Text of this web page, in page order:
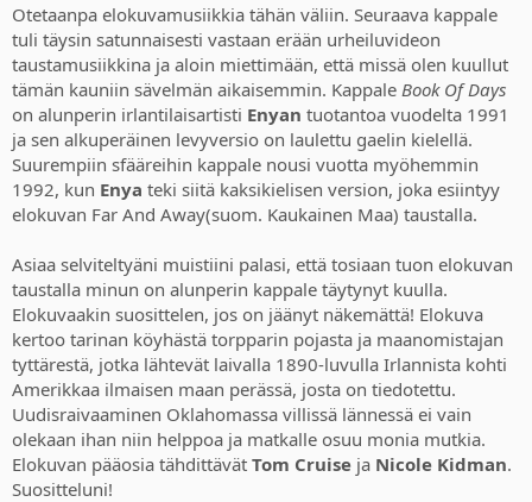
Otetaanpa elokuvamusiikkia tähän väliin. Seuraava kappale
tuli täysin satunnaisesti vastaan erään urheiluvideon
taustamusiikkina ja aloin miettimään, että missä olen kuullut
tämän kauniin sävelmän aikaisemmin. Kappale Book Of Days
on alunperin irlantilaisartisti Enyan tuotantoa vuodelta 1991
ja sen alkuperäinen levyversio on laulettu gaelin kielellä.
Suurempiin sfääreihin kappale nousi vuotta myöhemmin
1992, kun Enya teki siitä kaksikielisen version, joka esiintyy
elokuvan Far And Away(suom. Kaukainen Maa) taustalla.
Asiaa selviteltyäni muistiini palasi, että tosiaan tuon elokuvan
taustalla minun on alunperin kappale täytynyt kuulla.
Elokuvaakin suosittelen, jos on jäänyt näkemättä! Elokuva
kertoo tarinan köyhästä torpparin pojasta ja maanomistajan
tyttärestä, jotka lähtevät laivalla 1890-luvulla Irlannista kohti
Amerikkaa ilmaisen maan perässä, josta on tiedotettu.
Uudisraivaaminen Oklahomassa villissä lännessä ei vain
olekaan ihan niin helppoa ja matkalle osuu monia mutkia.
Elokuvan pääosia tähdittävät Tom Cruise ja Nicole Kidman.
Suositteluni!